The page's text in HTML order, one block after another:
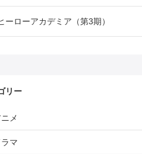
ーローアカデミア（第3期）
リー
メ
ラマ